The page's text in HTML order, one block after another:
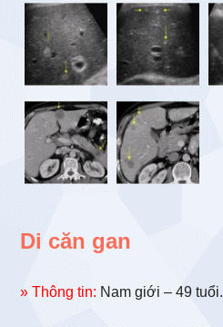
Di căn gan
» Thông tin: Nam giới – 49 tuổi.